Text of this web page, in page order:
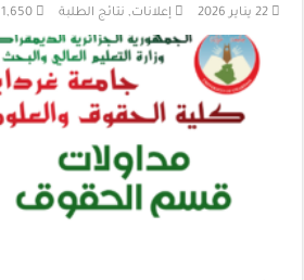
22 يناير 2026 إعلانات, نتائج الطلبة 1,650